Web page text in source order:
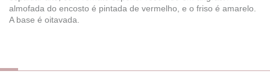
almofada do encosto é pintada de vermelho, e o friso é amarelo.
A base é oitavada.